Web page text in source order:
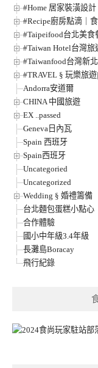
#Home 居家裝潢設
#Recipe廚房點滴｜
#Taipeifood台北美食
#Taiwan Hotel台灣
#Taiwanfood台灣新
#TRAVEL § 玩樂旅
Andorra安道爾
CHINA 中國旅遊
EX ..passed
Geneva日內瓦
Spain 西班牙
Spain西班牙
Uncategoried
Uncategorized
Wedding § 婚禮籌備
台北麵包蛋糕小點心
合作體驗
國小中年級3.4年級
長灘島Boracay
飛行紀錄